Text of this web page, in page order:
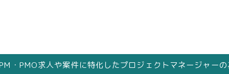
・PMO求人や案件に特化したプロジェクトマネージャー